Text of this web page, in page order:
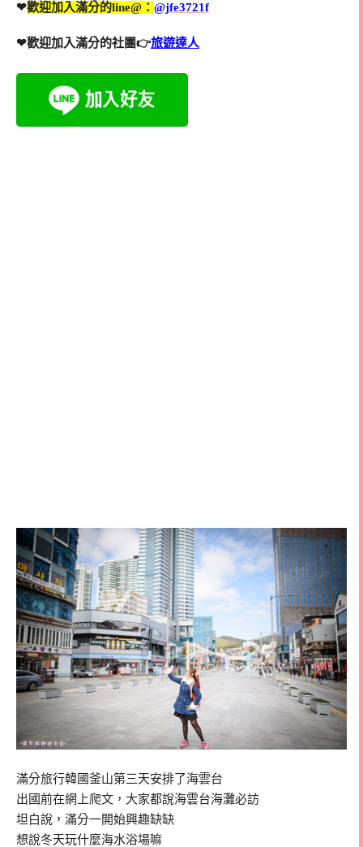
❤歡迎加入滿分的line@： @jfe3721f
❤歡迎加入滿分的社團👉旅遊達人
滿分旅行韓國釜山第三天安排了海雲台
出國前在網上爬文，大家都說海雲台海灘必訪
坦白說，滿分一開始興趣缺缺
想說冬天玩什麼海水浴場嘛